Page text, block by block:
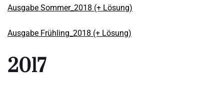
Ausgabe Sommer_2018 (+ Lösung)
Ausgabe Frühling_2018 (+ Lösung)
2017